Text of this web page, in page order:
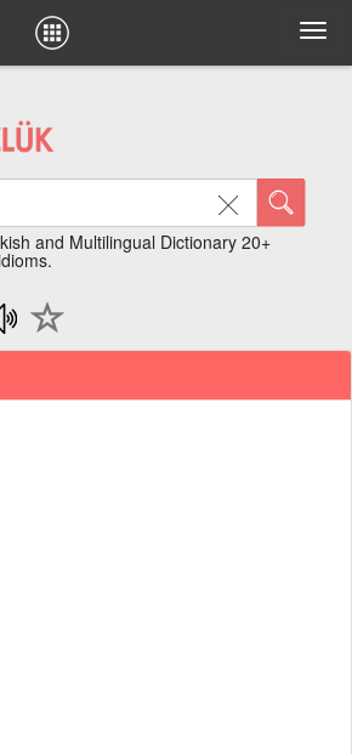
and Multilingual Dictionary 20+